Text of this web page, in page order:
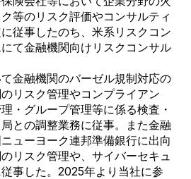
ク等のリスク評価やコンサルティ
従事したのち、米系リスクコン
て金融機関向けリスクコンサル
金融機関のバーゼル規制対応の
リスク管理やコンプライアン
・グループ管理等に係る検査・
との調整業務に従事。また金融
ューヨーク連邦準備銀行に出向
リスク管理や、サイバーセキュ
事した。 2025年より当社に参